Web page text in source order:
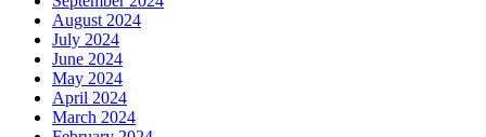
August 2024
July 2024
June 2024
May 2024
April 2024
March 2024